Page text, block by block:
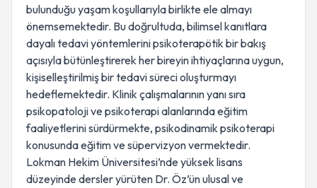
bulunduğu yaşam koşullarıyla birlikte ele almayı
önemsemektedir. Bu doğrultuda, bilimsel kanıtlara
dayalı tedavi yöntemlerini psikoterapötik bir bakış
açısıyla bütünleştirerek her bireyin ihtiyaçlarına uygun,
kişiselleştirilmiş bir tedavi süreci oluşturmayı
hedeflemektedir. Klinik çalışmalarının yanı sıra
psikopatoloji ve psikoterapi alanlarında eğitim
faaliyetlerini sürdürmekte, psikodinamik psikoterapi
konusunda eğitim ve süpervizyon vermektedir.
Lokman Hekim Üniversitesi’nde yüksek lisans
düzeyinde dersler yürüten Dr. Öz’ün ulusal ve